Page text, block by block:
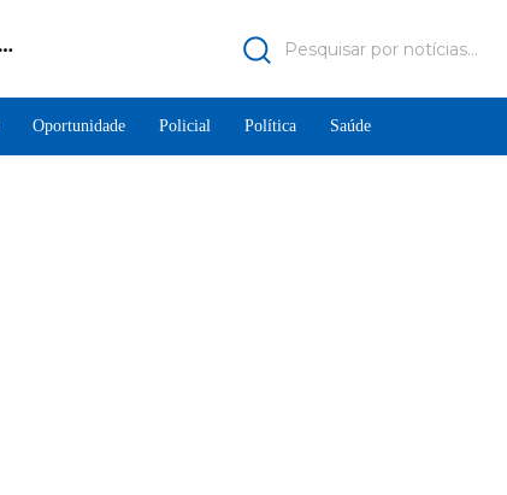
Pesquisar por notícias...
Oportunidade Policial Política Saúde